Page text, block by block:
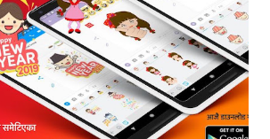
no. and birth date required).
2066/2067 (2009-2010) :
Distinction --------------- First
Second Division Second
Third Division Withheld